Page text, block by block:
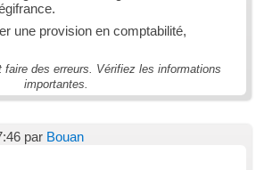
une provision en comptabilité,
faire des erreurs. Vérifiez les informations
importantes.
par Bouan